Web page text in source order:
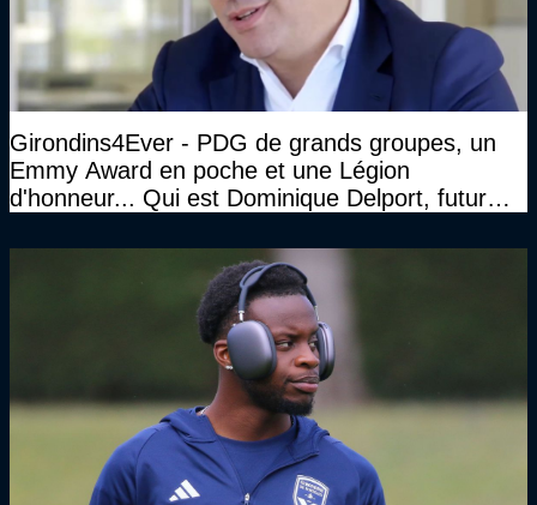
Girondins4Ever - PDG de grands groupes, un
Emmy Award en poche et une Légion
d'honneur... Qui est Dominique Delport, futur